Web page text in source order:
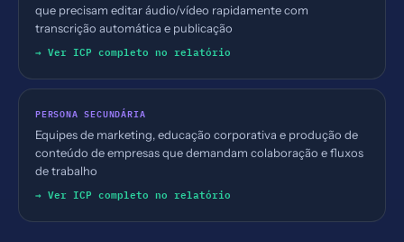
que precisam editar áudio/vídeo rapidamente com
transcrição automática e publicação
→ Ver ICP completo no relatório
PERSONA SECUNDÁRIA
Equipes de marketing, educação corporativa e produção de
conteúdo de empresas que demandam colaboração e fluxos
de trabalho
→ Ver ICP completo no relatório